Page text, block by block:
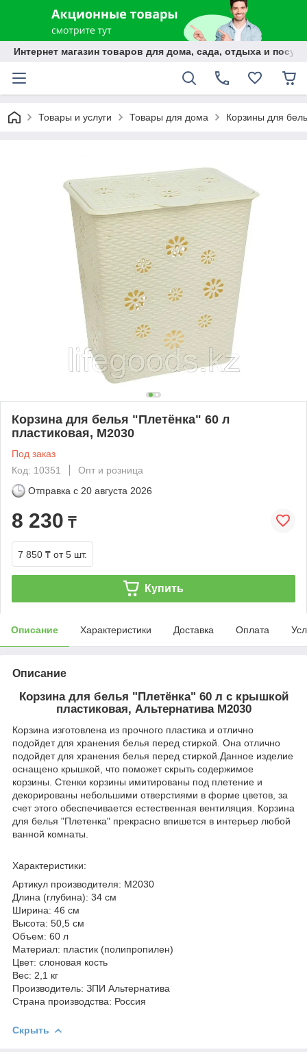
Интернет магазин товаров для дома, сада, отдыха и
Товары и услуги Товары для дома Корзины для
Корзина для белья "Плетёнка" 60 л
пластиковая, М2030
Под заказ
Код: 10351
Опт и розница
Отправка с 20 августа 2026
8 230 ₸
7 850 ₸ от 5 шт.
Купить
Описание Характеристики Доставка Оплата
Описание
Корзина для белья "Плетёнка" 60 л с крышкой
пластиковая, Альтернатива М2030
Корзина изготовлена из прочного пластика и отлично
подойдет для хранения белья перед стиркой. Она отлично
подойдет для хранения белья перед стиркой.Данное изделие
оснащено крышкой, что поможет скрыть содержимое
корзины. Стенки корзины имитированы под плетение и
декорированы небольшими отверстиями в форме цветов, за
счет этого обеспечивается естественная вентиляция. Корзина
для белья "Плетенка" прекрасно впишется в интерьер любой
ванной комнаты.
Характеристики:
Артикул производителя: М2030
Длина (глубина): 34 см
Ширина: 46 см
Высота: 50,5 см
Объем: 60 л
Материал: пластик (полипропилен)
Цвет: слоновая кость
Вес: 2,1 кг
Производитель: ЗПИ Альтернатива
Страна производства: Россия
Скрыть